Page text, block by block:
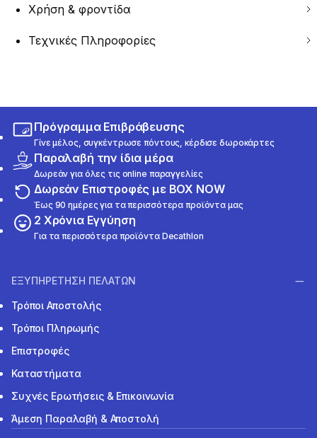
Χρήση & φροντίδα
Τεχνικές Πληροφορίες
Πρόγραμμα Επιβράβευσης
Γίνε μέλος, συγκέντρωσε πόντους, κέρδισε δωροκάρτες
Παραλαβή την ίδια μέρα
Δωρεάν για όλες τις online παραγγελίες
Δωρεάν Επιστροφές με BOX NOW
Έως 90 ημέρες για τα περισσότερα προϊόντα μας
2 Χρόνια Εγγύηση
Για τα περισσότερα προϊόντα Decathlon
ΕΞΥΠΗΡΕΤΗΣΗ ΠΕΛΑΤΩΝ
Τρόποι Αποστολής
Τρόποι Πληρωμής
Επιστροφές
Καταστήματα
Συχνές Ερωτήσεις & Επικοινωνία
Άμεση Παραλαβή & Αποστολή